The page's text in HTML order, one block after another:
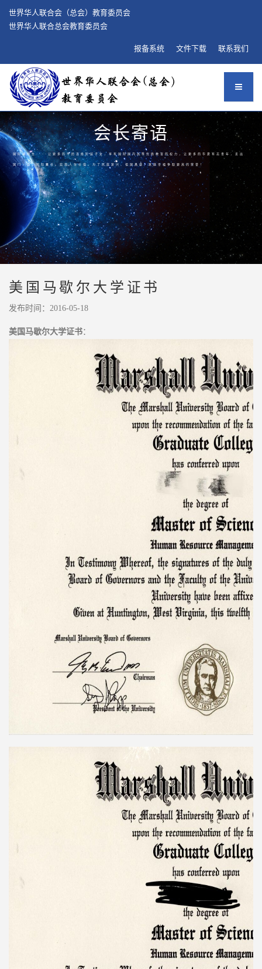
世界华人联合会（总会）教育委员会
世界华人联合总会教育委员会
报备系统 文件下载 联系我们
会长寄语
国际课程生----让更多的平民百姓阶层子女，享有国际国内高等优质教育的权力，让更多的华夏有志青年，走出
国门，登上国际舞台，实现人生价值。为了民族复兴、祖国昌盛、家庭幸福争取更高的荣誉！
美国马歇尔大学证书
发布时间：2016-05-18
美国马歇尔大学证书：